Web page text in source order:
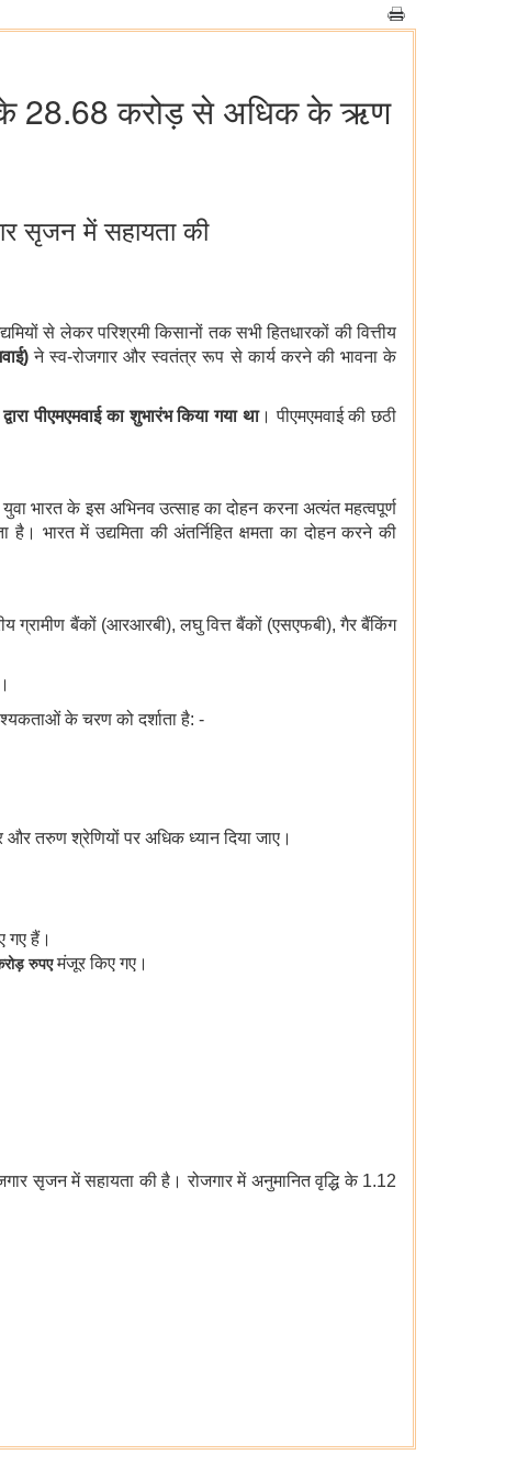
के 28.68 करोड़ से अधिक के ऋण
सृजन में सहायता की
से लेकर परिश्रमी किसानों तक सभी हितधारकों की वित्तीय
ने स्व-रोजगार और स्वतंत्र रूप से कार्य करने की भावना के
पीएमएमवाई का शुभारंभ किया गया था। पीएमएमवाई की छठी
भारत के इस अभिनव उत्साह का दोहन करना अत्यंत महत्वपूर्ण
भारत में उद्यमिता की अंतर्निहित क्षमता का दोहन करने की
ग्रामीण बैंकों (आरआरबी), लघु वित्त बैंकों (एसएफबी), गैर बैंकिंग
के चरण को दर्शाता है: -
तरुण श्रेणियों पर अधिक ध्यान दिया जाए।
गए हैं।
रुपए मंजूरकिए गए।
सृजन मेंसहायताकी है । रोजगार में अनुमानित वृद्धि के 1.12